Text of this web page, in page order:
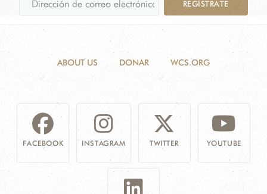
REGÍSTRATE
ABOUT US DONAR WCS.ORG
FACEBOOK INSTAGRAM TWITTER YOUTUBE